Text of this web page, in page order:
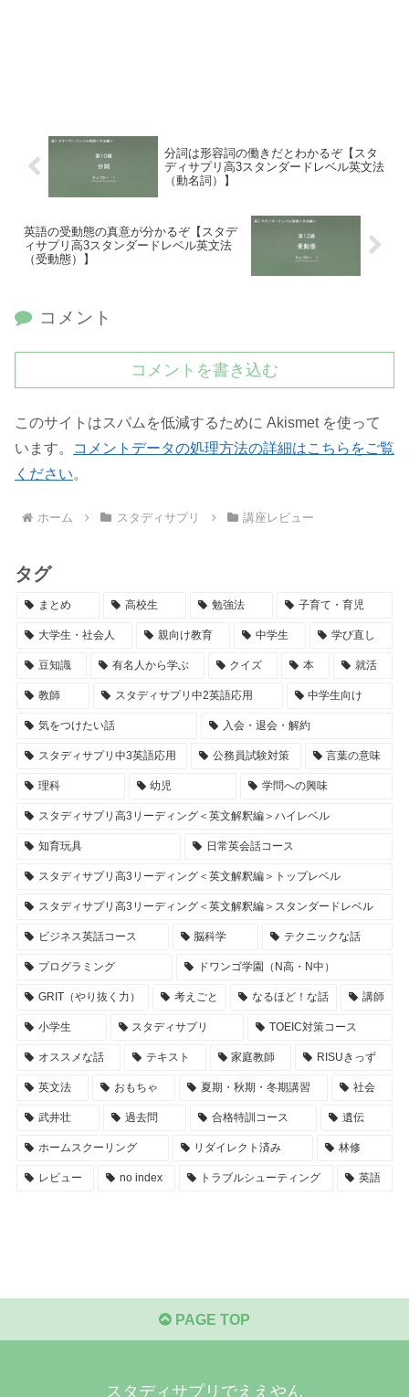
分詞は形容詞の働きだとわかるぞ【スタ
ディサプリ高3スタンダードレベル英文法
（動名詞）】
英語の受動態の真意が分かるぞ【スタデ
ィサプリ高3スタンダードレベル英文法
（受動態）】
コメント
コメントを書き込む
このサイトはスパムを低減するために Akismet を使って
います。
コメントデータの処理方法の詳細はこちらをご覧
ください。
ホーム スタディサプリ 講座レビュー
タグ
まとめ 高校生 勉強法 子育て・育児
大学生・社会人 親向け教育 中学生 学び直し
豆知識 有名人から学ぶ クイズ 本 就活
教師 スタディサプリ中2英語応用 中学生向け
気をつけたい話 入会・退会・解約
スタディサプリ中3英語応用 公務員試験対策 言葉の意味
理科 幼児 学問への興味
スタディサプリ高3リーディング＜英文解釈編＞ハイレベル
知育玩具 日常英会話コース
スタディサプリ高3リーディング＜英文解釈編＞トップレベル
スタディサプリ高3リーディング＜英文解釈編＞スタンダードレベル
ビジネス英話コース 脳科学 テクニックな話
プログラミング ドワンゴ学園（N高・N中）
GRIT（やり抜く力） 考えごと なるほど！な話 講師
小学生 スタディサプリ TOEIC対策コース
オススメな話 テキスト 家庭教師 RISUきっず
英文法 おもちゃ 夏期・秋期・冬期講習 社会
武井壮 過去問 合格特訓コース 遺伝
ホームスクーリング リダイレクト済み 林修
レビュー no index トラブルシューティング 英語
PAGE TOP
スタディサプリでええやん